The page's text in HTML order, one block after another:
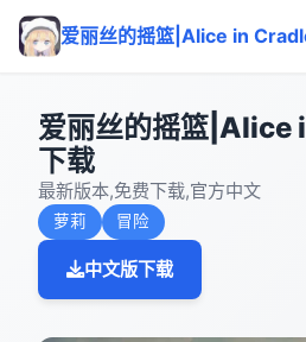
爱丽丝的摇篮|Alice in
爱丽丝的摇篮|Alice
下载
最新版本,免费下载,官方中文
萝莉 冒险
中文版下载